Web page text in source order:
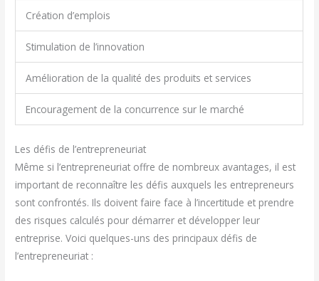
Création d’emplois
Stimulation de l’innovation
Amélioration de la qualité des produits et services
Encouragement de la concurrence sur le marché
Les défis de l’entrepreneuriat
Même si l’entrepreneuriat offre de nombreux avantages, il est
important de reconnaître les défis auxquels les entrepreneurs
sont confrontés. Ils doivent faire face à l’incertitude et prendre
des risques calculés pour démarrer et développer leur
entreprise. Voici quelques-uns des principaux défis de
l’entrepreneuriat :